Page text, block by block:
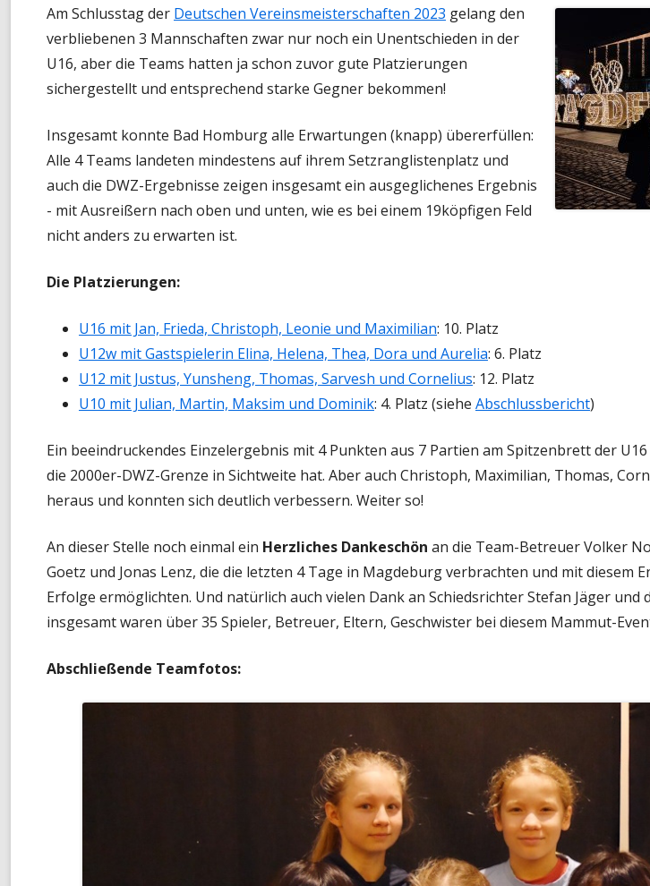
MONATS-BLITZMEISTERSCHAFT
TURNIER-SIMULTAN
SCHNELLSCHACH-MEISTERSCHAFT
CHESS960-MEISTERSCHAFT
FRÜHSOMMER-CUP
KONTAKTANFRAGE
Am Schlusstag der Deutschen Vereinsmeisterschaften 2023 gelang den
verbliebenen 3 Mannschaften zwar nur noch ein Unentschieden in der
U16, aber die Teams hatten ja schon zuvor gute Platzierungen
sichergestellt und entsprechend starke Gegner bekommen!
Insgesamt konnte Bad Homburg alle Erwartungen (knapp) übererfüllen:
Alle 4 Teams landeten mindestens auf ihrem Setzranglistenplatz und
auch die DWZ-Ergebnisse zeigen insgesamt ein ausgeglichenes Ergebnis
- mit Ausreißern nach oben und unten, wie es bei einem 19köpfigen Feld
nicht anders zu erwarten ist.
Die Platzierungen:
U16 mit Jan, Frieda, Christoph, Leonie und Maximilian: 10. Platz
U12w mit Gastspielerin Elina, Helena, Thea, Dora und Aurelia: 6. Platz
U12 mit Justus, Yunsheng, Thomas, Sarvesh und Cornelius: 12. Platz
U10 mit Julian, Martin, Maksim und Dominik: 4. Platz (siehe Abschlussbericht)
Ein beeindruckendes Einzelergebnis mit 4 Punkten aus 7 Partien am Spitzenbrett der
die 2000er-DWZ-Grenze in Sichtweite hat. Aber auch Christoph, Maximilian, Thomas,
heraus und konnten sich deutlich verbessern. Weiter so!
An dieser Stelle noch einmal ein Herzliches Dankeschön an die Team-Betreuer Volker
Goetz und Jonas Lenz, die die letzten 4 Tage in Magdeburg verbrachten und mit diesem
Erfolge ermöglichten. Und natürlich auch vielen Dank an Schiedsrichter Stefan Jäger und
insgesamt waren über 35 Spieler, Betreuer, Eltern, Geschwister bei diesem Mammut-
Abschließende Teamfotos: